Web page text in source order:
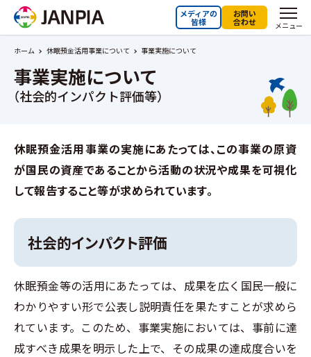
メニュー
メディアの
皆様
お問い
合わせ
ホーム 休眠預金活用事業について 事業実施について
事業実施について
（社会的インパクト評価等）
休眠預金活用事業の実施にあたっては、この事業の原資
が国民の資産であることから活動の状況や成果を可視化
して報告すること等が求められています。
社会的インパクト評価
休眠預金等の活用にあたっては、成果を広く国民一般に
わかりやすい形で公表し説明責任を果たすことが求めら
れています。このため、事業実施においては、事前に達
成すべき成果を明示した上で、その成果の達成度合いを